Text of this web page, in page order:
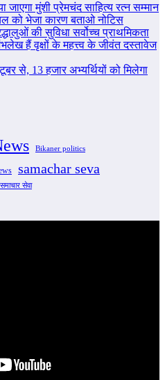
जाएगा मुंशी प्रेमचंद साहित्य रत्न सम्‍मान
को भेजा कारण बताओ नोटिस
की सुविधा सर्वोच्च प्राथमिकता
हैं वृक्षों के महत्त्व के जीवंत दस्तावेज
से, 13 हजार अभ्यर्थियों को मिलेगा
Bikaner politics
samachar seva
समाचार सेवा